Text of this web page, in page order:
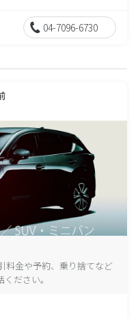
04-7096-6730
料金や予約、乗り捨てなど
ださい。